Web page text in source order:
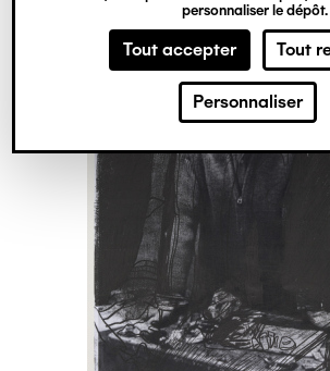
personnaliser le dépôt.
Tout accepter Tout
Personnaliser